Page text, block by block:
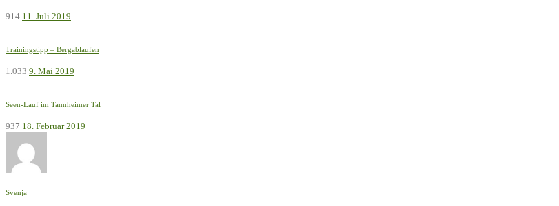
914 11. Juli 2019
Trainingstipp – Bergablaufen
1.033 9. Mai 2019
Seen-Lauf im Tannheimer Tal
937 18. Februar 2019
Svenja